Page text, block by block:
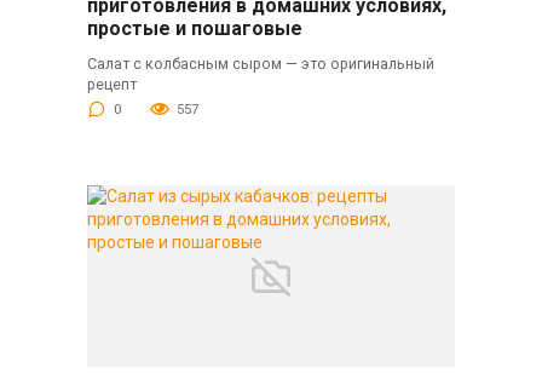
приготовления в домашних условиях,
простые и пошаговые
Салат с колбасным сыром — это оригинальный
рецепт
0 557